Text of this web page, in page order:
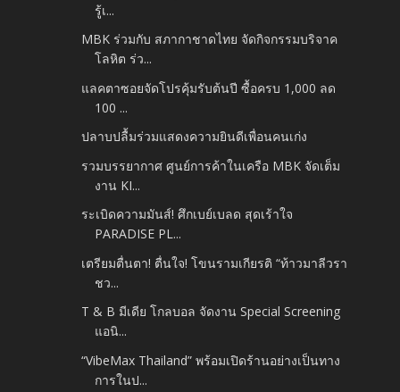
รู้เ...
MBK ร่วมกับ สภากาชาดไทย จัดกิจกรรมบริจาค
โลหิต ร่ว...
แลคตาซอยจัดโปรคุ้มรับต้นปี ซื้อครบ 1,000 ลด
100 ...
ปลาบปลื้มร่วมแสดงความยินดีเพื่อนคนเก่ง
รวมบรรยากาศ ศูนย์การค้าในเครือ MBK จัดเต็ม
งาน KI...
ระเบิดความมันส์! ศึกเบย์เบลด สุดเร้าใจ
PARADISE PL...
เตรียมตื่นตา! ตื่นใจ! โขนรามเกียรติ “ท้าวมาลีวรา
ชว...
T & B มีเดีย โกลบอล จัดงาน Special Screening
แอนิ...
“VibeMax Thailand” พร้อมเปิดร้านอย่างเป็นทาง
การในป...